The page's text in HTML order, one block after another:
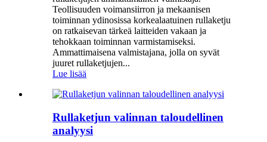
Teollisuuden voimansiirron ja mekaanisen
toiminnan ydinosissa korkealaatuinen rullaketju
on ratkaisevan tärkeä laitteiden vakaan ja
tehokkaan toiminnan varmistamiseksi.
Ammattimaisena valmistajana, jolla on syvät
juuret rullaketjujen...
Lue lisää
Rullaketjun valinnan taloudellinen
analyysi